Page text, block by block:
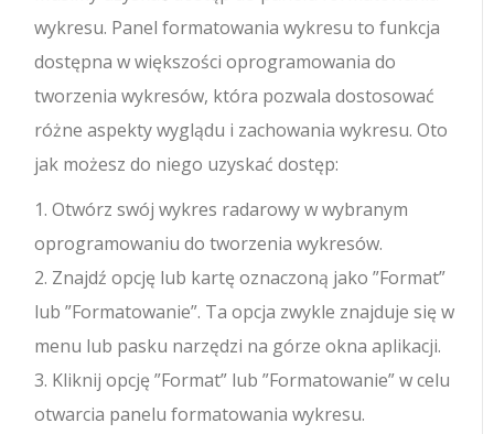
wykresu. Panel formatowania wykresu to funkcja
dostępna w większości oprogramowania do
tworzenia wykresów, która pozwala dostosować
różne aspekty wyglądu i zachowania wykresu. Oto
jak możesz do niego uzyskać dostęp:
1. Otwórz swój wykres radarowy w wybranym
oprogramowaniu do tworzenia wykresów.
2. Znajdź opcję lub kartę oznaczoną jako ”Format”
lub ”Formatowanie”. Ta opcja zwykle znajduje się w
menu lub pasku narzędzi na górze okna aplikacji.
3. Kliknij opcję ”Format” lub ”Formatowanie” w celu
otwarcia panelu formatowania wykresu.